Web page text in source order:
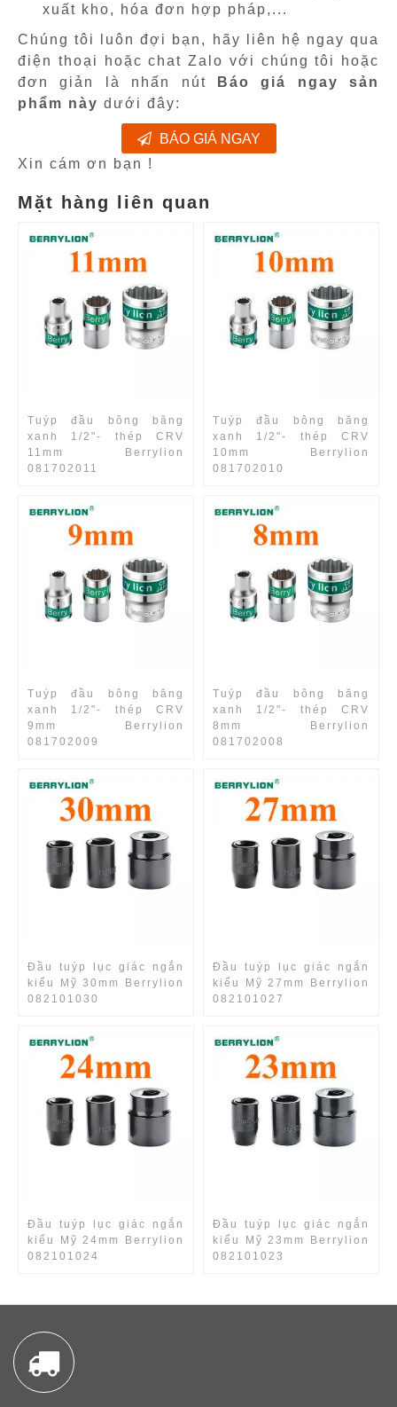
xuất kho, hóa đơn hợp pháp,...
Chúng tôi luôn đợi bạn, hãy liên hệ ngay qua
điện thoại hoặc chat Zalo với chúng tôi hoặc
đơn giản là nhấn nút
Báo giá ngay sản
phẩm này dưới đây:
BÁO GIÁ NGAY
Xin cám ơn bạn !
Mặt hàng liên quan
Tuýp đầu bông băng
xanh 1/2"- thép CRV
11mm Berrylion
081702011
Tuýp đầu bông băng
xanh 1/2"- thép CRV
10mm Berrylion
081702010
Tuýp đầu bông băng
xanh 1/2"- thép CRV
9mm Berrylion
081702009
Tuýp đầu bông băng
xanh 1/2"- thép CRV
8mm Berrylion
081702008
Đầu tuýp lục giác ngắn
kiểu Mỹ 30mm Berrylion
082101030
Đầu tuýp lục giác ngắn
kiểu Mỹ 27mm Berrylion
082101027
Đầu tuýp lục giác ngắn
kiểu Mỹ 24mm Berrylion
082101024
Đầu tuýp lục giác ngắn
kiểu Mỹ 23mm Berrylion
082101023